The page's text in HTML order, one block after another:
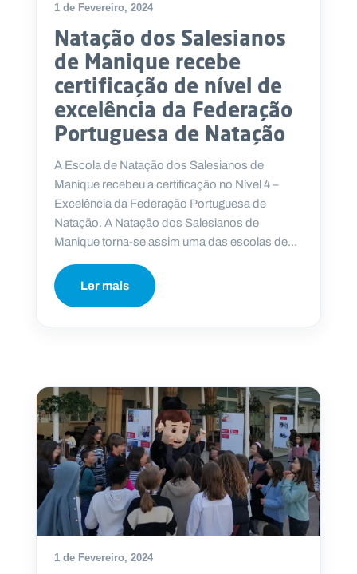
1 de Fevereiro, 2024
Natação dos Salesianos
de Manique recebe
certificação de nível de
excelência da Federação
Portuguesa de Natação
A Escola de Natação dos Salesianos de
Manique recebeu a certificação no Nível 4 –
Excelência da Federação Portuguesa de
Natação. A Natação dos Salesianos de
Manique torna-se assim uma das escolas de...
Ler mais
1 de Fevereiro, 2024
N
w
s
tt
e
r